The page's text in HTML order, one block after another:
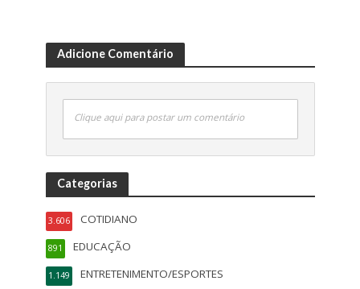
Adicione Comentário
Clique aqui para postar um comentário
Categorias
COTIDIANO
3.606
EDUCAÇÃO
891
ENTRETENIMENTO/ESPORTES
1.149